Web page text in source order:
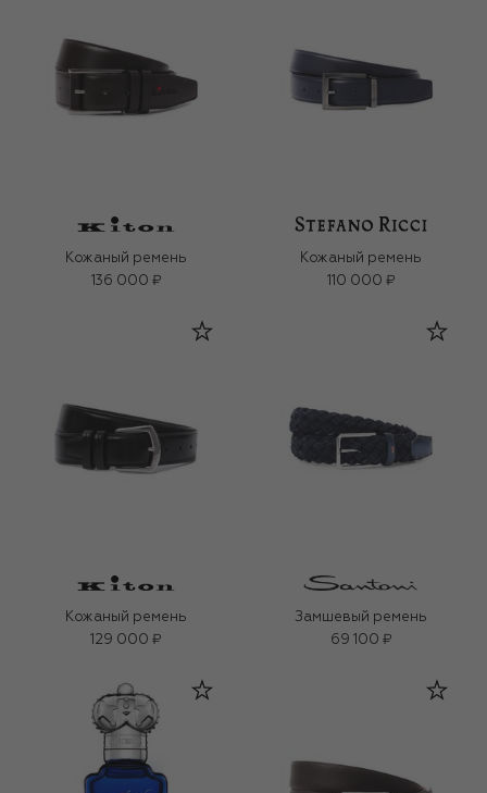
Кожаный ремень
136 000 ₽
Кожаный ремень
110 000 ₽
Кожаный ремень
129 000 ₽
Замшевый ремень
69 100 ₽